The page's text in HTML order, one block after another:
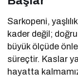
Sarkopeni,
kader değil;
büyük ölçüde
süreçtir. Kaslar
hayatta